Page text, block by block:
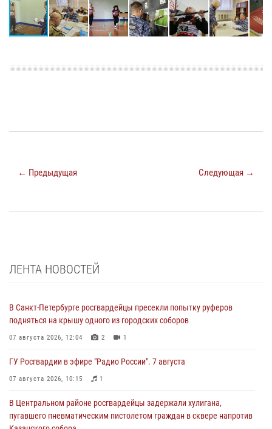
← Предыдущая Следующая →
ЛЕНТА НОВОСТЕЙ
В Санкт-Петербурге росгвардейцы пресекли попытку руферов
подняться на крышу одного из городских соборов
07 августа 2026, 12:04 2 1
ГУ Росгвардии в эфире "Радио России". 7 августа
07 августа 2026, 10:15 1
В Центральном районе росгвардейцы задержали хулигана,
пугавшего пневматическим пистолетом граждан в сквере напротив